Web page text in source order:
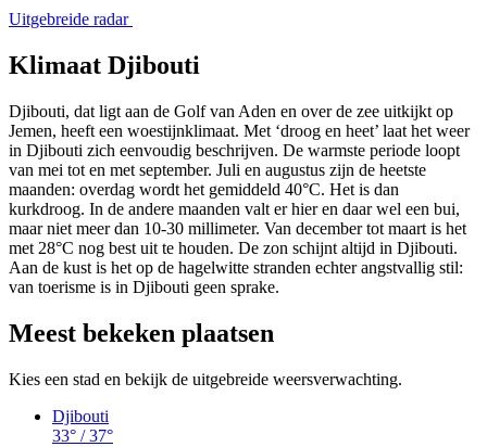
Uitgebreide radar
Klimaat Djibouti
Djibouti, dat ligt aan de Golf van Aden en over de zee uitkijkt op
Jemen, heeft een woestijnklimaat. Met ‘droog en heet’ laat het weer
in Djibouti zich eenvoudig beschrijven. De warmste periode loopt
van mei tot en met september. Juli en augustus zijn de heetste
maanden: overdag wordt het gemiddeld 40°C. Het is dan
kurkdroog. In de andere maanden valt er hier en daar wel een bui,
maar niet meer dan 10-30 millimeter. Van december tot maart is het
met 28°C nog best uit te houden. De zon schijnt altijd in Djibouti.
Aan de kust is het op de hagelwitte stranden echter angstvallig stil:
van toerisme is in Djibouti geen sprake.
Meest bekeken plaatsen
Kies een stad en bekijk de uitgebreide weersverwachting.
Djibouti
33° /37°